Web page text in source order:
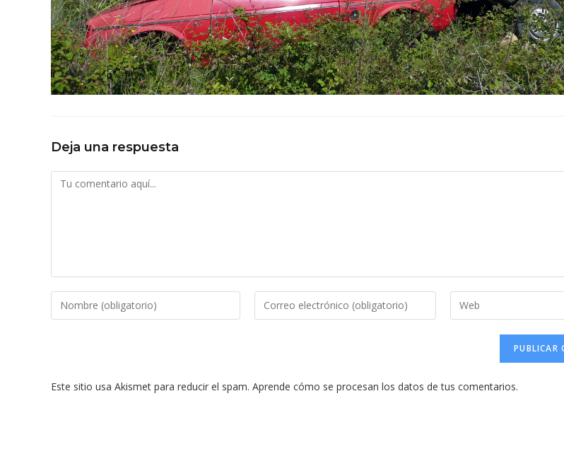
Deja una respuesta
Comentario
Introduce
tu
de
Introduce
tu
electrónico
Introduce
la
web
Este sitio usa Akismet para reducir el spam. Aprende cómo se procesan los datos de tus comentarios.